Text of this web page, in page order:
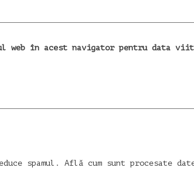
web în acest navigator pentru data
spamul. Află cum sunt procesate